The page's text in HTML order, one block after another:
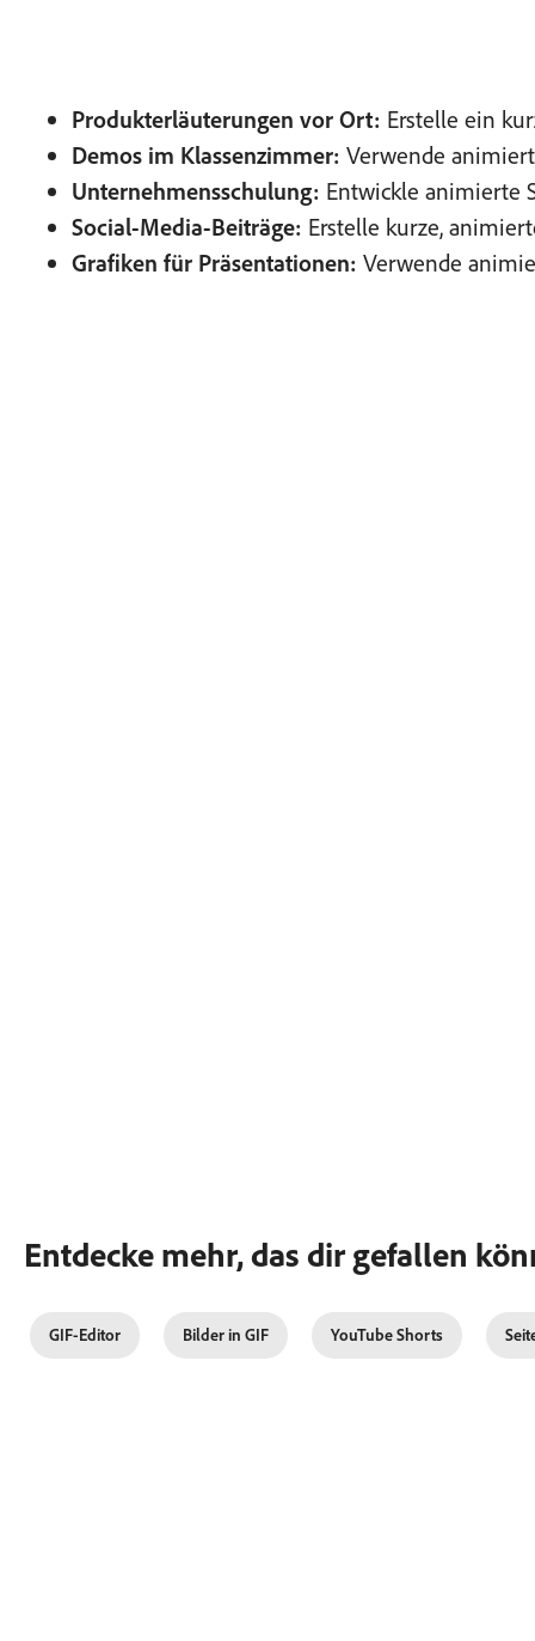
Produkterläuterungen vor Ort: Erstelle ein
Demos im Klassenzimmer: Verwende
Unternehmensschulung: Entwickle animierte
Social-Media-Beiträge: Erstelle kurze,
Grafiken für Präsentationen: Verwende
Entdecke mehr, das dir gefallen
GIF-Editor Bilder in GIF YouTube Shorts